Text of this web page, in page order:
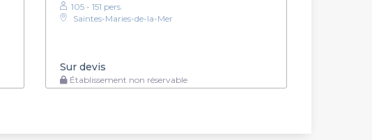
105 - 151 pers.
Saintes-Maries-de-la-Mer
Sur devis
Établissement non réservable